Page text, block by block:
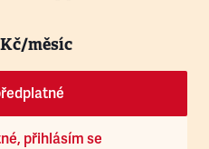
Kč/měsíc
přihlásím se